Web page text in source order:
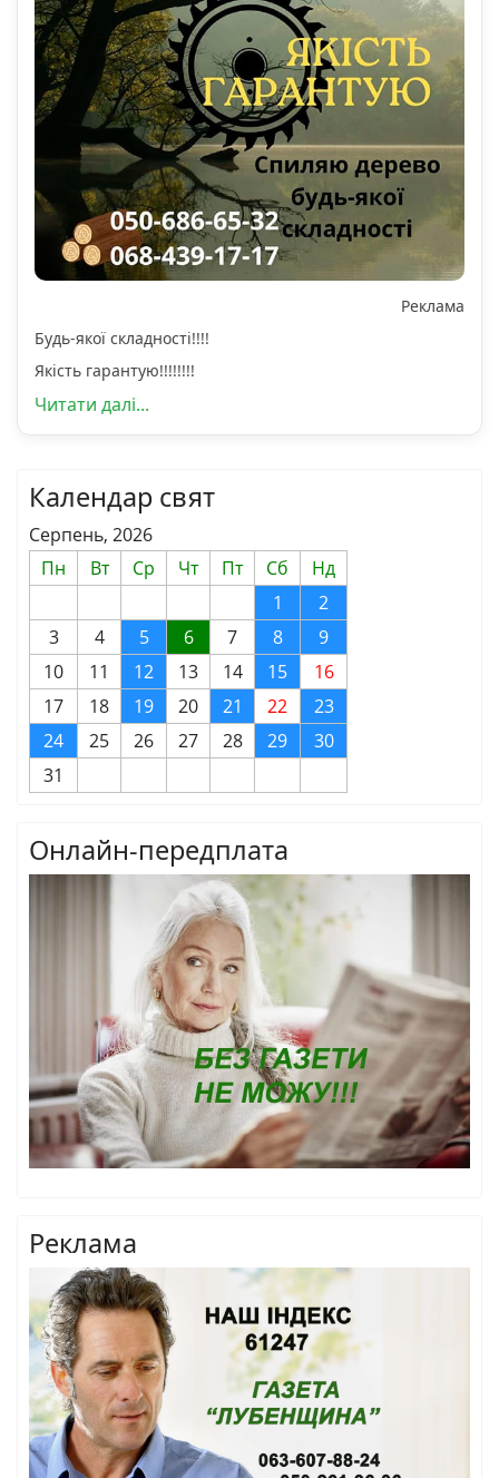
Реклама
Будь-якої складності!!!!
Якість гарантую!!!!!!!!
Читати далі...
Календар свят
Серпень, 2026
Пн
Вт Ср Чт Пт Сб
Нд
1
2
3
4 5 6 7 8
9
10
11 12 13 14 15
16
17
18 19 20 21 22
23
24
25 26 27 28 29
30
31
Онлайн-передплата
Реклама